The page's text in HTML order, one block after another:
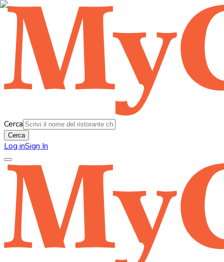
Cerca
Cerca
Log inSign In